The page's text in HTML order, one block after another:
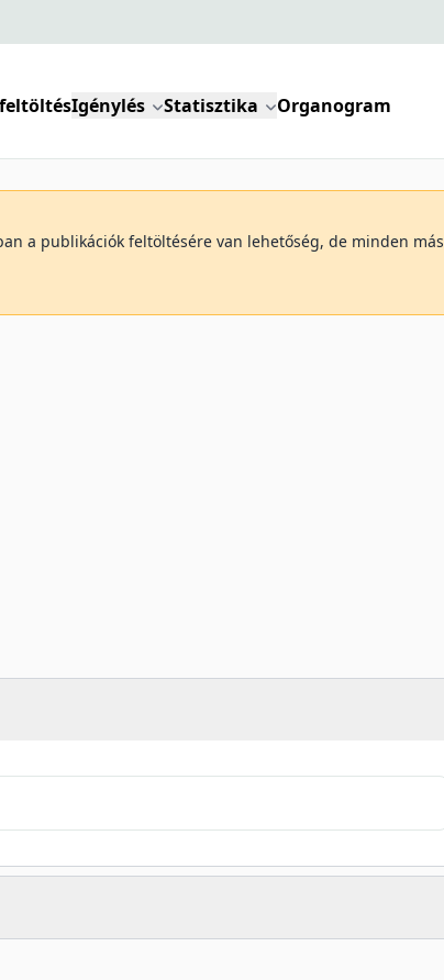
Igénylés Statisztika Organogram
a publikációk feltöltésére van lehetőség, de minden más